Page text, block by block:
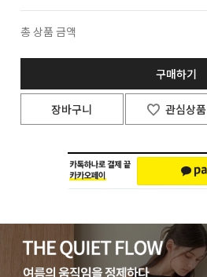
총 상품 금액
구매하기
장바구니 관심상품